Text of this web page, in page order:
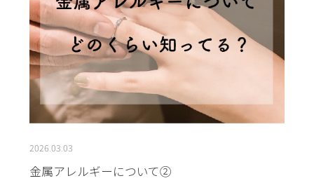
2026.03.03
金属アレルギーについて②